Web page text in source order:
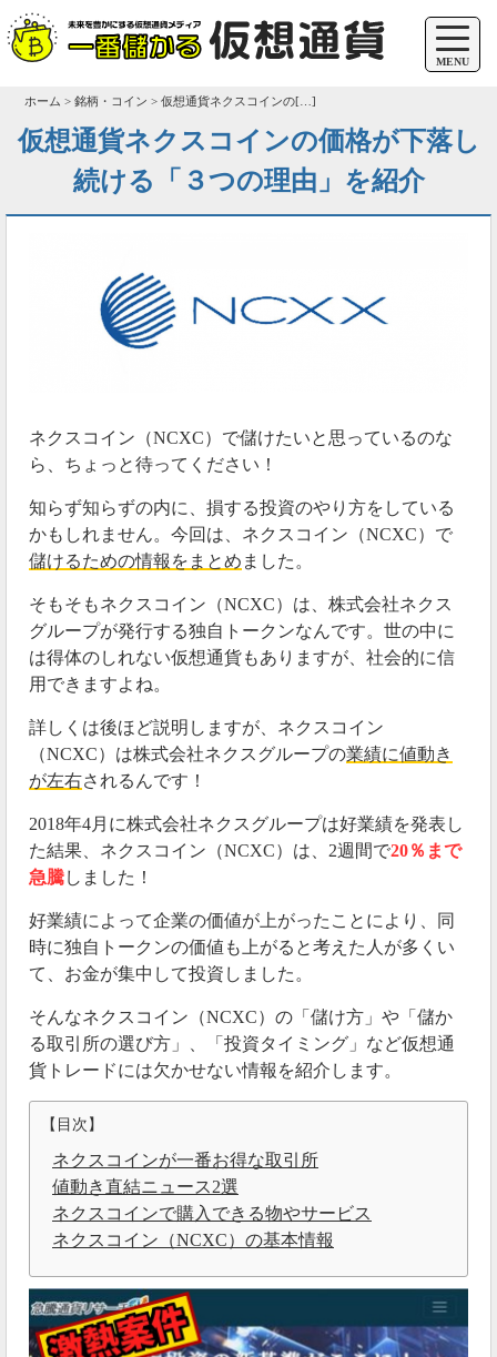
MENU
ホーム > 銘柄・コイン > 仮想通貨ネクスコインの[…]
仮想通貨ネクスコインの価格が下落し
続ける「３つの理由」を紹介
ネクスコイン（NCXC）で儲けたいと思っているのな
ら、ちょっと待ってください！
知らず知らずの内に、損する投資のやり方をしている
かもしれません。今回は、ネクスコイン（NCXC）で
儲けるための情報をまとめ ました。
そもそもネクスコイン（NCXC）は、株式会社ネクス
グループが発行する独自トークンなんです。世の中に
は得体のしれない仮想通貨もありますが、社会的に信
用できますよね。
詳しくは後ほど説明しますが、 ネクスコイン
（NCXC）は株式会社ネクスグループの業績に値動き
が左右されるんです！
2018年4月に株式会社ネクスグループは好業績を発表し
た結果、ネクスコイン（NCXC）は、2週間で20％まで
急騰しました！
好業績によって企業の価値が上がったことにより、同
時に独自トークンの価値も上がると考えた人が多くい
て、お金が集中して投資しました。
そんなネクスコイン（NCXC）の「儲け方」や「儲か
る取引所の選び方」、「投資タイミング」など仮想通
貨 トレードには欠かせない情報を紹介します。
【目次】
ネクスコインが一番お得な取引所
値動き直結ニュース2選
ネクスコインで購入できる物やサービス
ネクスコイン（NCXC）の基本情報